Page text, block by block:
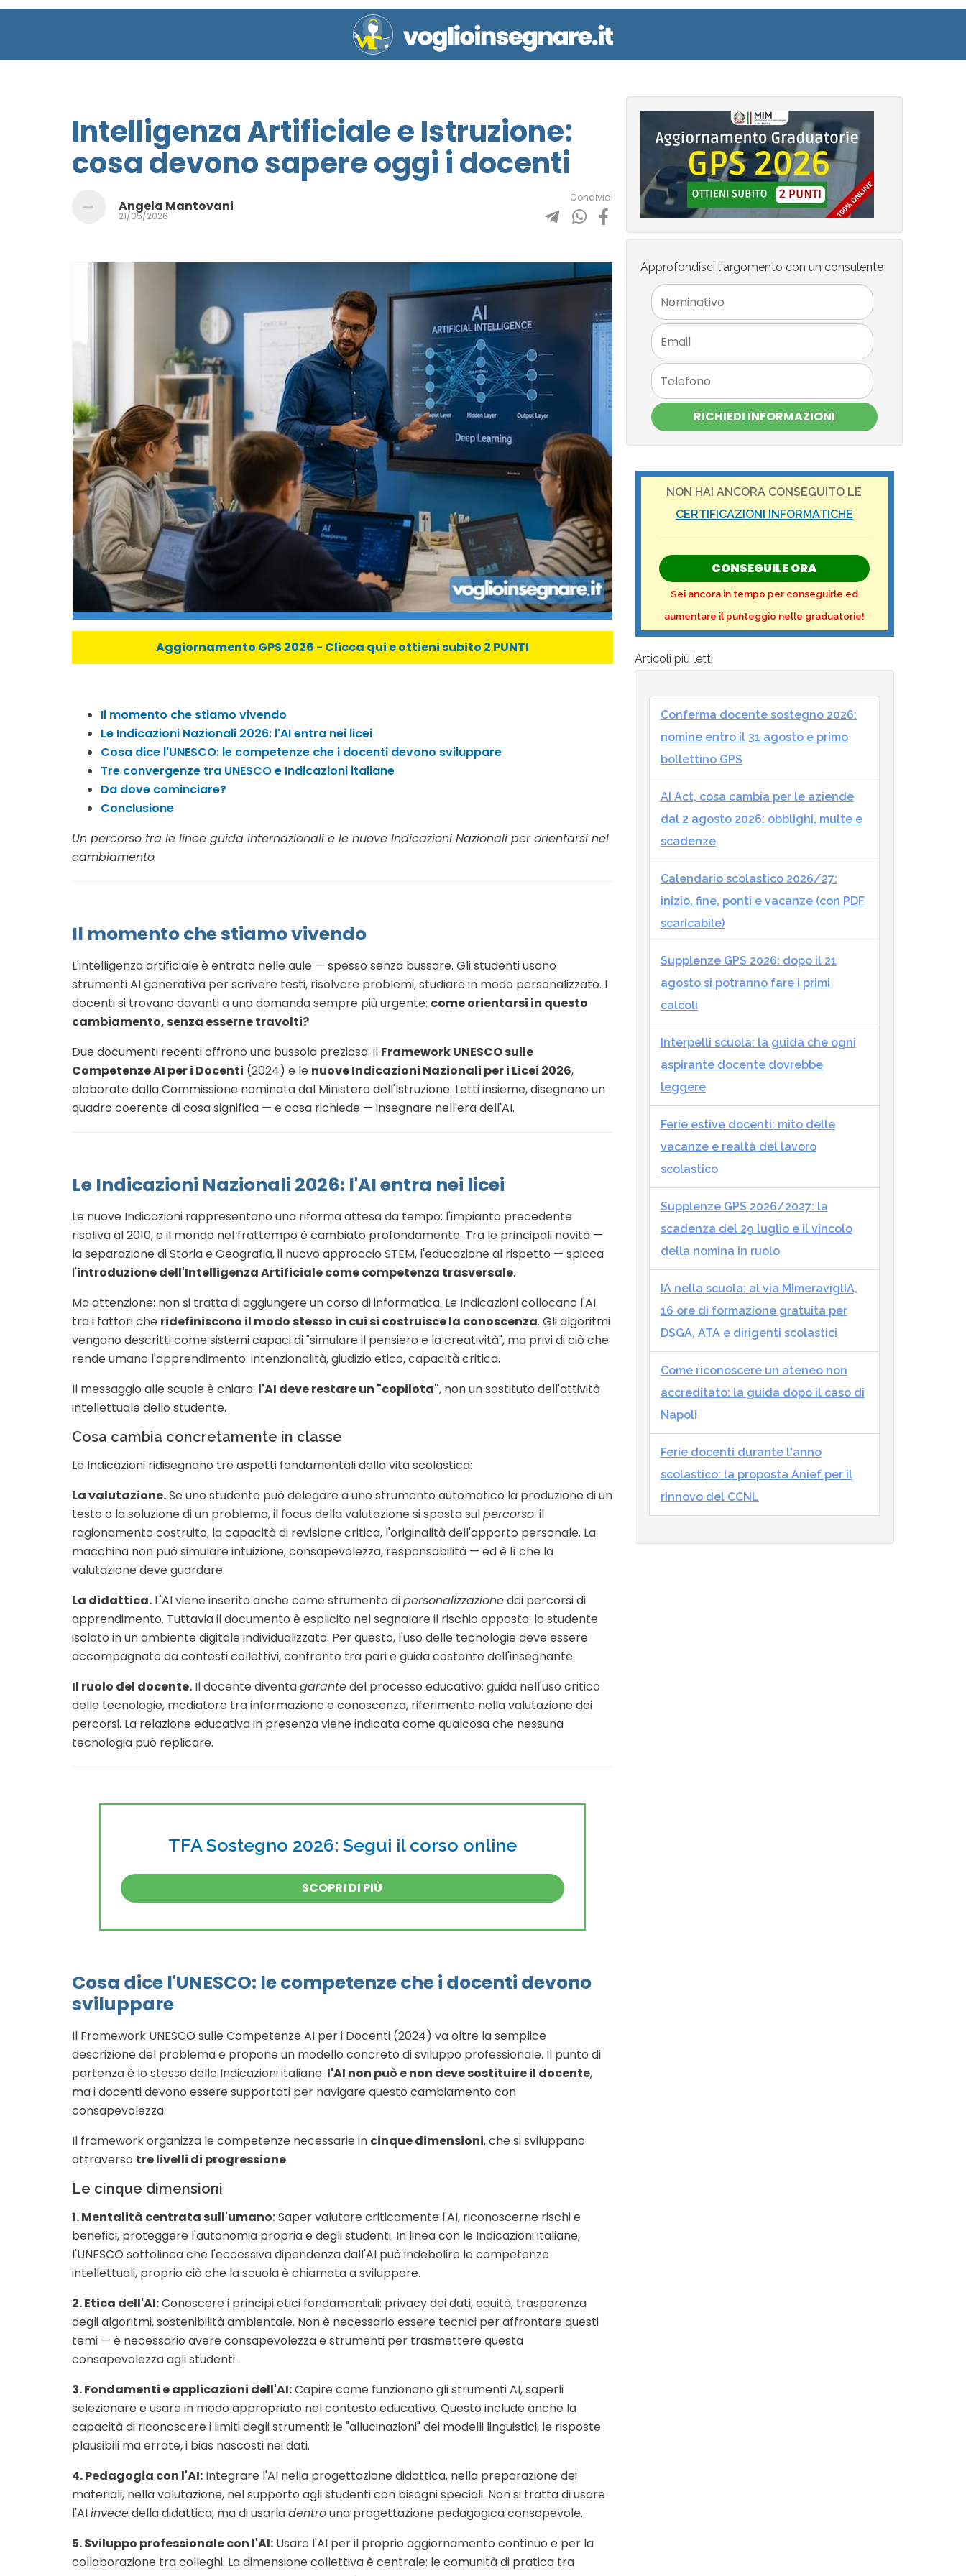
Intelligenza Artificiale e Istruzione:
cosa devono sapere oggi i docenti
Angela Mantovani
21/05/2026
Condividi
Aggiornamento GPS 2026 - Clicca qui e ottieni subito 2 PUNTI
Il momento che stiamo vivendo
Le Indicazioni Nazionali 2026: l'AI entra nei licei
Cosa dice l'UNESCO: le competenze che i docenti devono sviluppare
Tre convergenze tra UNESCO e Indicazioni italiane
Da dove cominciare?
Conclusione
Un percorso tra le linee guida internazionali e le nuove Indicazioni Nazionali per orientarsi nel
cambiamento
Il momento che stiamo vivendo
L'intelligenza artificiale è entrata nelle aule — spesso senza bussare. Gli studenti usano
strumenti AI generativa per scrivere testi, risolvere problemi, studiare in modo personalizzato. I
docenti si trovano davanti a una domanda sempre più urgente: come orientarsi in questo
cambiamento, senza esserne travolti?
Due documenti recenti offrono una bussola preziosa: il Framework UNESCO sulle
Competenze AI per i Docenti (2024) e le nuove Indicazioni Nazionali per i Licei 2026,
elaborate dalla Commissione nominata dal Ministero dell'Istruzione. Letti insieme, disegnano un
quadro coerente di cosa significa — e cosa richiede — insegnare nell'era dell'AI.
Le Indicazioni Nazionali 2026: l'AI entra nei licei
Le nuove Indicazioni rappresentano una riforma attesa da tempo: l'impianto precedente
risaliva al 2010, e il mondo nel frattempo è cambiato profondamente. Tra le principali novità —
la separazione di Storia e Geografia, il nuovo approccio STEM, l'educazione al rispetto — spicca
l'introduzione dell'Intelligenza Artificiale come competenza trasversale.
Ma attenzione: non si tratta di aggiungere un corso di informatica. Le Indicazioni collocano l'AI
tra i fattori che ridefiniscono il modo stesso in cui si costruisce la conoscenza. Gli algoritmi
vengono descritti come sistemi capaci di "simulare il pensiero e la creatività", ma privi di ciò che
rende umano l'apprendimento: intenzionalità, giudizio etico, capacità critica.
Il messaggio alle scuole è chiaro: l'AI deve restare un "copilota", non un sostituto dell'attività
intellettuale dello studente.
Cosa cambia concretamente in classe
Le Indicazioni ridisegnano tre aspetti fondamentali della vita scolastica:
La valutazione.Se uno studente può delegare a uno strumento automatico la produzione di un
testo o la soluzione di un problema, il focus della valutazione si sposta sulpercorso: il
ragionamento costruito, la capacità di revisione critica, l'originalità dell'apporto personale. La
macchina non può simulare intuizione, consapevolezza, responsabilità — ed è lì che la
valutazione deve guardare.
La didattica. L'AI viene inserita anche come strumento dipersonalizzazionedei percorsi di
apprendimento. Tuttavia il documento è esplicito nel segnalare il rischio opposto: lo studente
isolato in un ambiente digitale individualizzato. Per questo, l'uso delle tecnologie deve essere
accompagnato da contesti collettivi, confronto tra pari e guida costante dell'insegnante.
Il ruolo del docente. Il docente diventagarantedel processo educativo: guida nell'uso critico
delle tecnologie, mediatore tra informazione e conoscenza, riferimento nella valutazione dei
percorsi. La relazione educativa in presenza viene indicata come qualcosa che nessuna
tecnologia può replicare.
TFA Sostegno 2026: Segui il corso online
SCOPRI DI PIÙ
Cosa dice l'UNESCO: le competenze che i docenti devono
sviluppare
Il Framework UNESCO sulle Competenze AI per i Docenti (2024) va oltre la semplice
descrizione del problema e propone un modello concreto di sviluppo professionale. Il punto di
partenza è lo stesso delle Indicazioni italiane: l'AI non può e non deve sostituire il docente,
ma i docenti devono essere supportati per navigare questo cambiamento con
consapevolezza.
Il framework organizza le competenze necessarie in cinque dimensioni, che si sviluppano
attraverso tre livelli di progressione.
Le cinque dimensioni
1. Mentalità centrata sull'umano:Saper valutare criticamente l'AI, riconoscerne rischi e
benefici, proteggere l'autonomia propria e degli studenti. In linea con le Indicazioni italiane,
l'UNESCO sottolinea che l'eccessiva dipendenza dall'AI può indebolire le competenze
intellettuali, proprio ciò che la scuola è chiamata a sviluppare.
2. Etica dell'AI:Conoscere i principi etici fondamentali: privacy dei dati, equità, trasparenza
degli algoritmi, sostenibilità ambientale. Non è necessario essere tecnici per affrontare questi
temi — è necessario avere consapevolezza e strumenti per trasmettere questa
consapevolezza agli studenti.
3. Fondamenti e applicazioni dell'AI:Capire come funzionano gli strumenti AI, saperli
selezionare e usare in modo appropriato nel contesto educativo. Questo include anche la
capacità di riconoscere i limiti degli strumenti: le "allucinazioni" dei modelli linguistici, le risposte
plausibili ma errate, i bias nascosti nei dati.
4. Pedagogia con l'AI: Integrare l'AI nella progettazione didattica, nella preparazione dei
materiali, nella valutazione, nel supporto agli studenti con bisogni speciali. Non si tratta di usare
l'AIinvecedella didattica, ma di usarladentrouna progettazione pedagogica consapevole.
5. Sviluppo professionale con l'AI: Usare l'AI per il proprio aggiornamento continuo e per la
collaborazione tra colleghi. La dimensione collettiva è centrale: le comunità di pratica tra
Approfondisci l'argomento con un consulente
RICHIEDI INFORMAZIONI
NON HAI ANCORA CONSEGUITO LE
CERTIFICAZIONI INFORMATICHE
CONSEGUILE ORA
Sei ancora in tempo per conseguirle ed
aumentare il punteggio nelle graduatorie!
Articoli più letti
Conferma docente sostegno 2026:
nomine entro il 31 agosto e primo
bollettino GPS
AI Act, cosa cambia per le aziende
dal 2 agosto 2026: obblighi, multe e
scadenze
Calendario scolastico 2026/27:
inizio, fine, ponti e vacanze (con PDF
scaricabile)
Supplenze GPS 2026: dopo il 21
agosto si potranno fare i primi
calcoli
Interpelli scuola: la guida che ogni
aspirante docente dovrebbe
leggere
Ferie estive docenti: mito delle
vacanze e realtà del lavoro
scolastico
Supplenze GPS 2026/2027: la
scadenza del 29 luglio e il vincolo
della nomina in ruolo
IA nella scuola: al via MImeraviglIA,
16 ore di formazione gratuita per
DSGA, ATA e dirigenti scolastici
Come riconoscere un ateneo non
accreditato: la guida dopo il caso di
Napoli
Ferie docenti durante l'anno
scolastico: la proposta Anief per il
rinnovo del CCNL